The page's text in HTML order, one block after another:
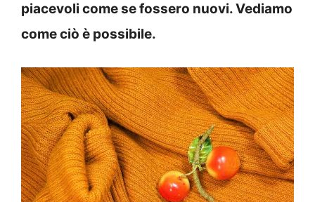
piacevoli come se fossero nuovi. Vediamo
come ciò è possibile.